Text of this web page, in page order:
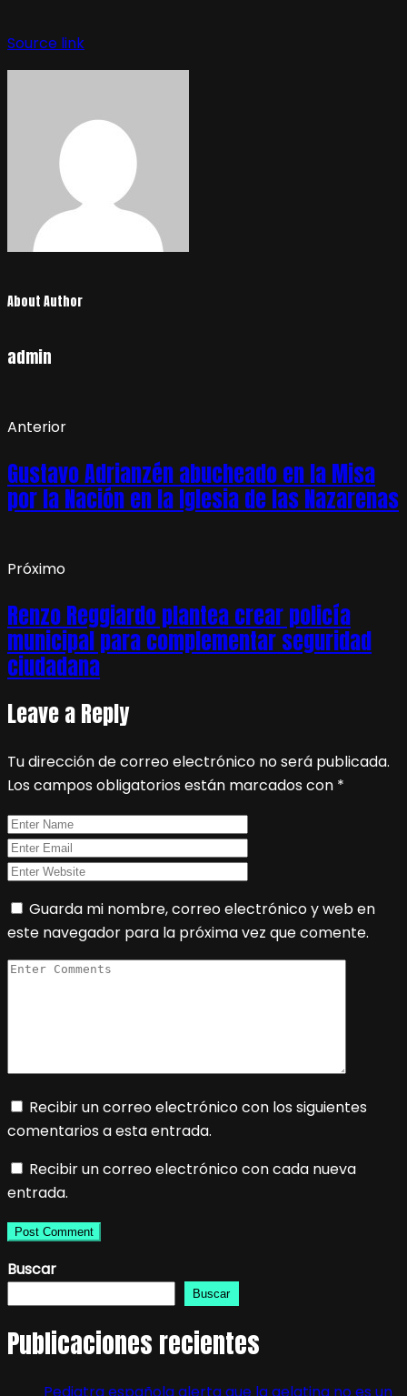
Source link
About Author
admin
Anterior
Gustavo Adrianzén abucheado en la Misa
por la Nación en la Iglesia de las Nazarenas
Próximo
Renzo Reggiardo plantea crear policía
municipal para complementar seguridad
ciudadana
Leave a Reply
Tu dirección de correo electrónico no será publicada.
Los campos obligatorios están marcados con *
Guarda mi nombre, correo electrónico y web en
este navegador para la próxima vez que comente.
Recibir un correo electrónico con los siguientes
comentarios a esta entrada.
Recibir un correo electrónico con cada nueva
entrada.
Buscar
Buscar
Publicaciones recientes